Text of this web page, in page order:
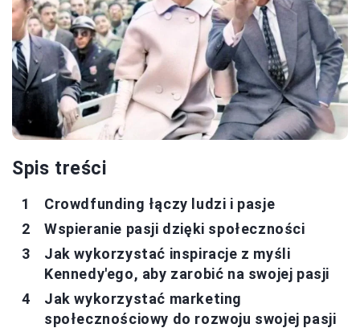
Spis treści
Crowdfunding łączy ludzi i pasje
Wspieranie pasji dzięki społeczności
Jak wykorzystać inspiracje z myśli
Kennedy'ego, aby zarobić na swojej pasji
Jak wykorzystać marketing
społecznościowy do rozwoju swojej pasji